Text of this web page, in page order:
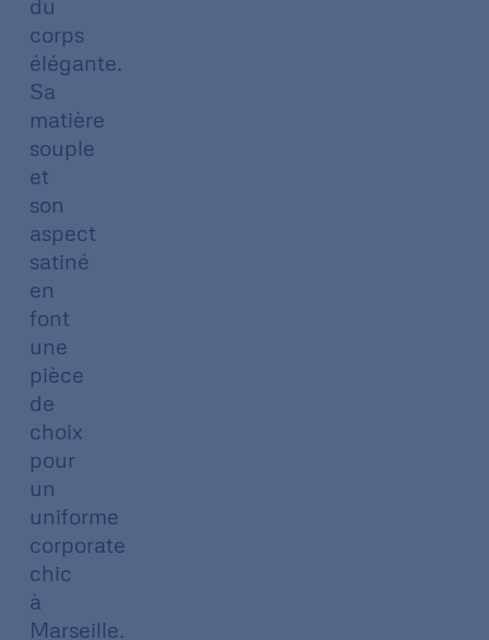
du
corps
élégante.
Sa
matière
souple
et
son
aspect
satiné
en
font
une
pièce
de
choix
pour
un
uniforme
corporate
chic
à
Marseille.